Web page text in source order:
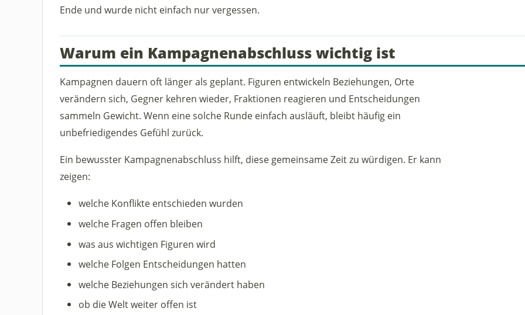
Ende und wurde nicht einfach nur vergessen.
Warum ein Kampagnenabschluss wichtig ist
Kampagnen dauern oft länger als geplant. Figuren entwickeln Beziehungen, Orte
verändern sich, Gegner kehren wieder, Fraktionen reagieren und Entscheidungen
sammeln Gewicht. Wenn eine solche Runde einfach ausläuft, bleibt häufig ein
unbefriedigendes Gefühl zurück.
Ein bewusster Kampagnenabschluss hilft, diese gemeinsame Zeit zu würdigen. Er kann
zeigen:
welche Konflikte entschieden wurden
welche Fragen offen bleiben
was aus wichtigen Figuren wird
welche Folgen Entscheidungen hatten
welche Beziehungen sich verändert haben
ob die Welt weiter offen ist